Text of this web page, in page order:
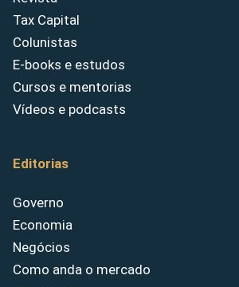
Tax Capital
Colunistas
E-books e estudos
Cursos e mentorias
Vídeos e podcasts
Editorias
Governo
Economia
Negócios
Como anda o mercado